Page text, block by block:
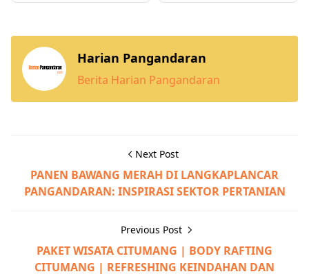
Harian Pangandaran
Berita Harian Pangandaran
Next Post
PANEN BAWANG MERAH DI LANGKAPLANCAR
PANGANDARAN: INSPIRASI SEKTOR PERTANIAN
Previous Post
PAKET WISATA CITUMANG | BODY RAFTING
CITUMANG | REFRESHING KEINDAHAN DAN